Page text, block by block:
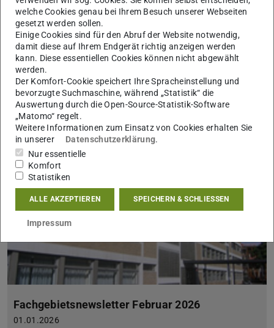
Fachgebietsnewsletter März 2026
01.02.2026
Nachfolgend finden Sie den Newsletter des Fachgebiets E5 für
den Monat März 2026
Fachgebietsnewsletter Februar 2026
01.01.2026
welche Cookies genau bei Ihrem Besuch unserer Webseiten
gesetzt werden sollen.
Einige Cookies sind für den Abruf der Website notwendig,
damit diese auf Ihrem Endgerät richtig anzeigen werden
kann. Diese essentiellen Cookies können nicht abgewählt
werden.
Der Komfort-Cookie speichert Ihre Spracheinstellung und
bevorzugte Suchmaschine, während „Statistik“ die
Auswertung durch die Open-Source-Statistik-Software
„Matomo“ regelt.
Weitere Informationen zum Einsatz von Cookies erhalten Sie
in unserer
Datenschutzerklärung.
Nur essentielle
Komfort
Statistiken
ALLE AKZEPTIEREN SPEICHERN & SCHLIESSEN
Impressum